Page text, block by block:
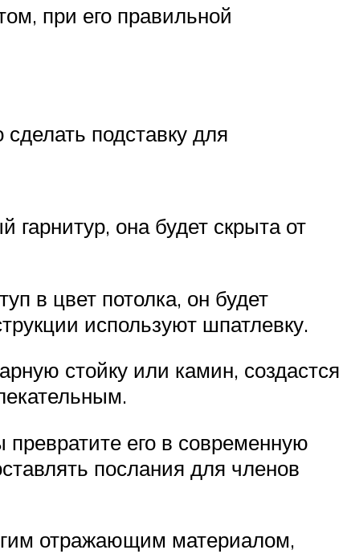
при его правильной
подставку для
она будет скрыта от
в цвет потолка, он будет
используют шпатлевку.
стойку или камин, создастся
его в современную
послания для членов
отражающим материалом,